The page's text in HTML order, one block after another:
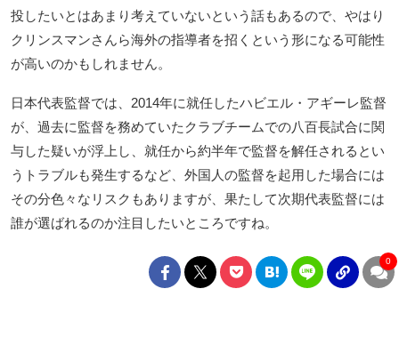
投したいとはあまり考えていないという話もあるので、やはり
クリンスマンさんら海外の指導者を招くという形になる可能性
が高いのかもしれません。
日本代表監督では、2014年に就任したハビエル・アギーレ監督
が、過去に監督を務めていたクラブチームでの八百長試合に関
与した疑いが浮上し、就任から約半年で監督を解任されるとい
うトラブルも発生するなど、外国人の監督を起用した場合には
その分色々なリスクもありますが、果たして次期代表監督には
誰が選ばれるのか注目したいところですね。
0